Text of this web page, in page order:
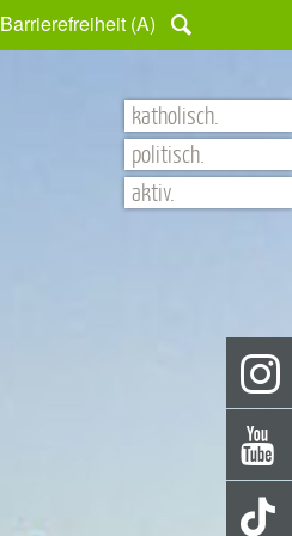
Barrierefreiheit (A)
katholisch.
politisch.
aktiv.